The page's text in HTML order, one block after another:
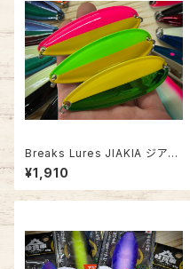
Breaks Lures JIAKIA ジアキ
ア45SC【2025グローカラー】
¥1,910